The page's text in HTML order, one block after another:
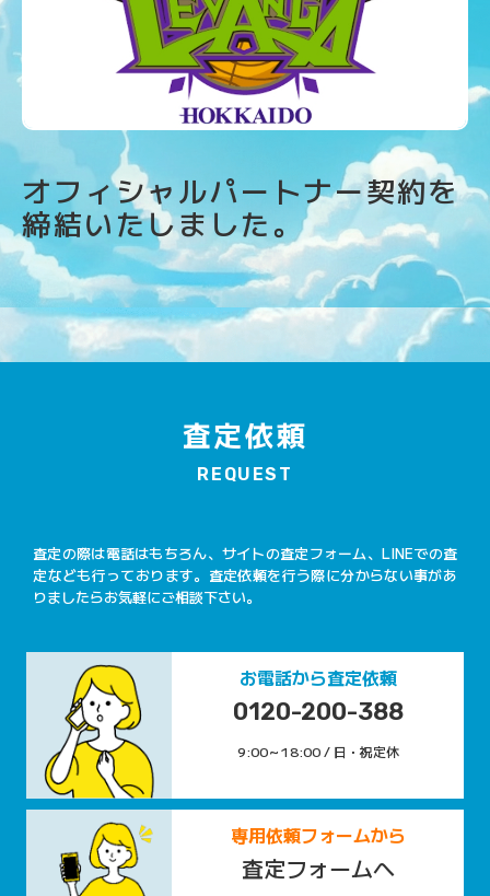
オフィシャルパートナー契約を
締結いたしました。
査定依頼
REQUEST
査定の際は電話はもちろん、サイトの査定フォーム、LINEでの査
定なども行っております。査定依頼を行う際に分からない事があ
りましたらお気軽にご相談下さい。
お電話から査定依頼
0120-200-388
9:00～18:00 / 日・祝定休
専用依頼フォームから
査定フォームへ